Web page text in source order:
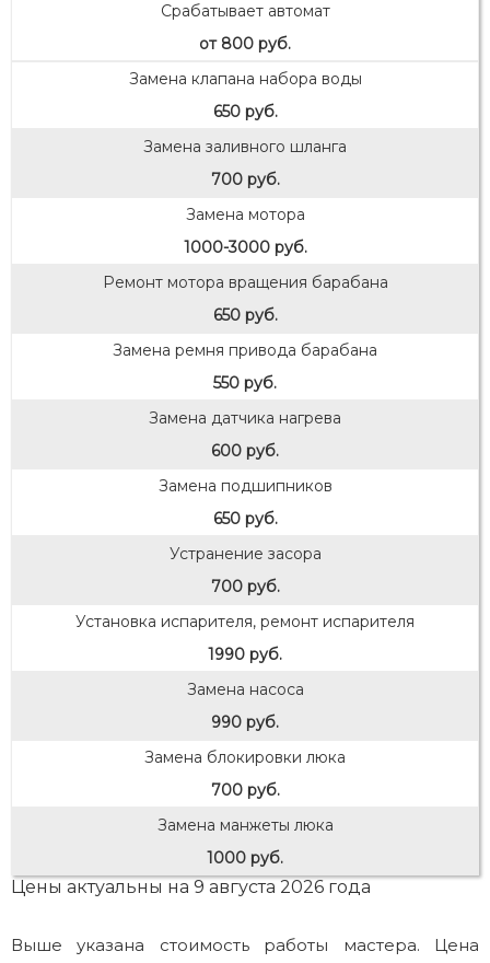
Срабатывает автомат
от 800 руб.
Замена клапана набора воды
650 руб.
Замена заливного шланга
700 руб.
Замена мотора
1000-3000 руб.
Ремонт мотора вращения барабана
650 руб.
Замена ремня привода барабана
550 руб.
Замена датчика нагрева
600 руб.
Замена подшипников
650 руб.
Устранение засора
700 руб.
Установка испарителя, ремонт испарителя
1990 руб.
Замена насоса
990 руб.
Замена блокировки люка
700 руб.
Замена манжеты люка
1000 руб.
Цены актуальны на 9 августа 2026 года
Выше указана стоимость работы мастера. Цена